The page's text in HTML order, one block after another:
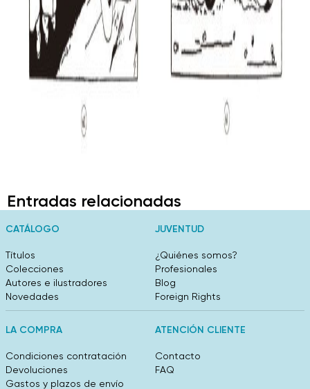
Entradas relacionadas
CATÁLOGO
Títulos
Colecciones
Autores e ilustradores
Novedades
JUVENTUD
¿Quiénes somos?
Profesionales
Blog
Foreign Rights
LA COMPRA
Condiciones contratación
Devoluciones
Gastos y plazos de envío
ATENCIÓN CLIENTE
Contacto
FAQ